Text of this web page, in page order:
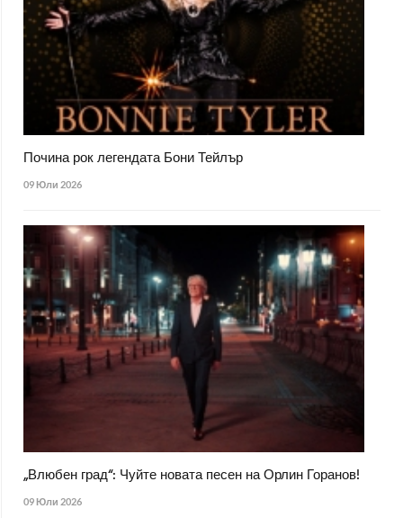
Почина рок легендата Бони Тейлър
09 Юли 2026
„Влюбен град“: Чуйте новата песен на Орлин Горанов!
09 Юли 2026